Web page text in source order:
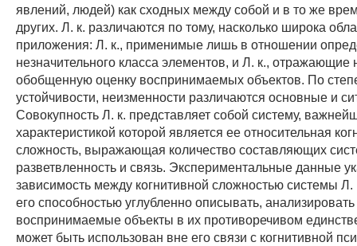
явлений, людей) как сходных между собой и в то же
других. Л. к. различаются по тому, насколько широка
приложения: Л. к., применимые лишь в отношении
незначительного класса элементов, и Л. к., отражающие
обобщенную оценку воспринимаемых объектов. По
устойчивости, неизменности различаются основные и
Совокупность Л. к. представляет собой систему,
характеристикой которой является ее относительная
сложность, выражающая количество составляющих
разветвленность и связь. Экспериментальные данные
зависимость между когнитивной сложностью системы Л.
его способностью углубленно описывать,
воспринимаемые объекты в их противоречивом
может быть использован вне его связи с когнитивной